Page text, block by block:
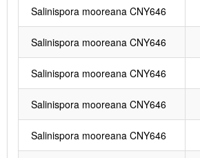
Salinispora mooreana CNY646
Salinispora mooreana CNY646
Salinispora mooreana CNY646
Salinispora mooreana CNY646
Salinispora mooreana CNY646